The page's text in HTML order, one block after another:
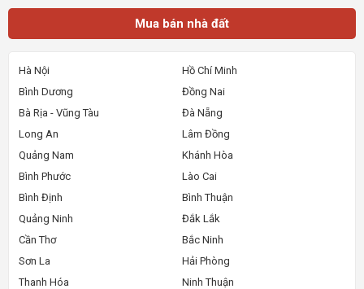
Mua bán nhà đất
Hà Nội
Hồ Chí Minh
Bình Dương
Đồng Nai
Bà Rịa - Vũng Tàu
Đà Nẵng
Long An
Lâm Đồng
Quảng Nam
Khánh Hòa
Bình Phước
Lào Cai
Bình Định
Bình Thuận
Quảng Ninh
Đắk Lắk
Cần Thơ
Bắc Ninh
Sơn La
Hải Phòng
Thanh Hóa
Ninh Thuận